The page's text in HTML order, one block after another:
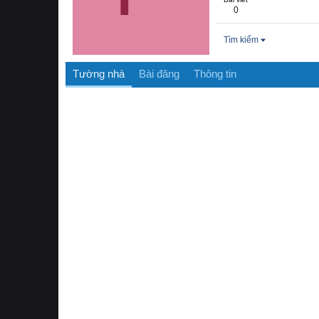
0
Tìm kiếm
Tường nhà Bài đăng Thông tin